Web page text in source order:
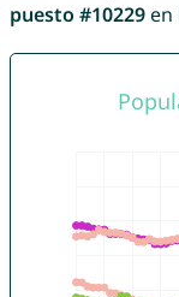
puesto #10229en